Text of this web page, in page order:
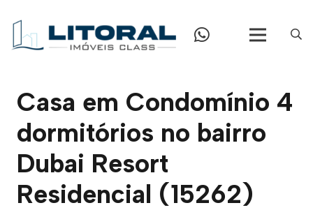
Casa em Condomínio 4
dormitórios no bairro
Dubai Resort
Residencial (15262)